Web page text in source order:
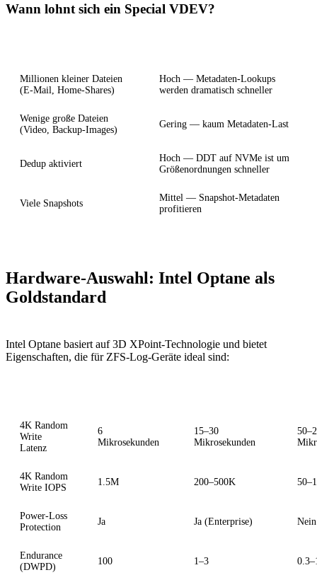
Wann lohnt sich ein Special VDEV?
Millionen kleiner Dateien
(E-Mail, Home-Shares)
Hoch — Metadaten-Lookups
werden dramatisch schneller
Wenige große Dateien
(Video, Backup-Images)
Gering — kaum Metadaten-Last
Dedup aktiviert
Hoch — DDT auf NVMe ist um
Größenordnungen schneller
Viele Snapshots
Mittel — Snapshot-Metadaten
profitieren
Hardware-Auswahl: Intel Optane als
Goldstandard
Intel Optane basiert auf 3D XPoint-Technologie und bietet
Eigenschaften, die für ZFS-Log-Geräte ideal sind:
4K Random
Write
Latenz
6
Mikrosekunden
15–30
Mikrosekunden
4K Random
Write IOPS
1.5M 200–500K
Power-Loss
Protection
Ja Ja (Enterprise) Nein
Endurance
(DWPD)
100 1–3